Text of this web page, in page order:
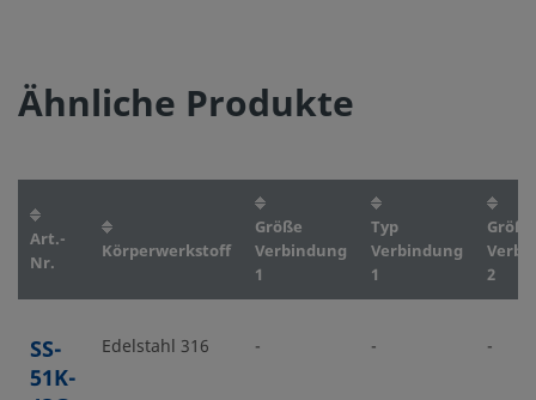
Ähnliche Produkte
Art.-
Nr.
Körperwerkstoff
Größe
Verbindung
1
Typ
Verbindung
1
Größe
2
SS-
51K-
Edelstahl 316 - - -